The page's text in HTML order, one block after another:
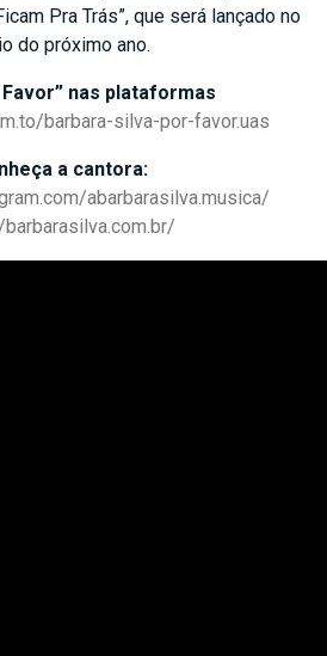
Pra Trás”, que será lançado no
do próximo ano.
Favor” nas plataformas
barbara-silva-por-favor.uas
a cantora:
abarbarasilva.musica/